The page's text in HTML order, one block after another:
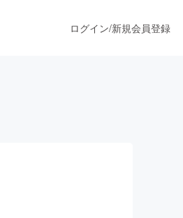
ログイン/新規会員登録